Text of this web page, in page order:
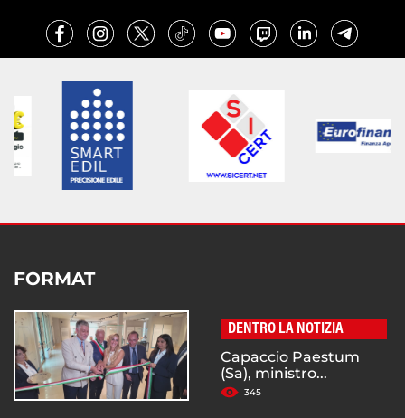
FORMAT
DENTRO LA NOTIZIA
Capaccio Paestum
(Sa), ministro...
345